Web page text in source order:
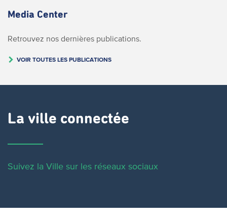
Media Center
Retrouvez nos dernières publications.
VOIR TOUTES LES PUBLICATIONS
La ville connectée
Suivez la Ville sur les réseaux sociaux